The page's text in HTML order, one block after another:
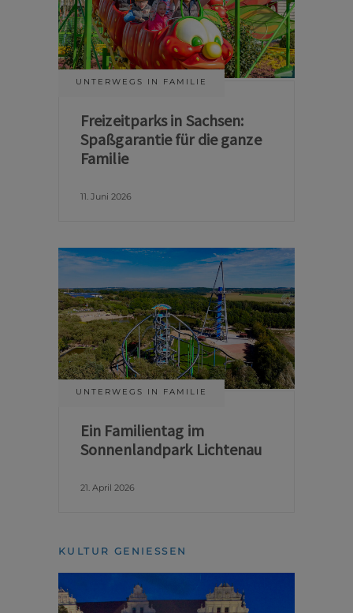
UNTERWEGS IN FAMILIE
Freizeitparks in Sachsen:
Spaßgarantie für die ganze
Familie
11. Juni 2026
UNTERWEGS IN FAMILIE
Ein Familientag im
Sonnenlandpark Lichtenau
21. April 2026
KULTUR GENIESSEN